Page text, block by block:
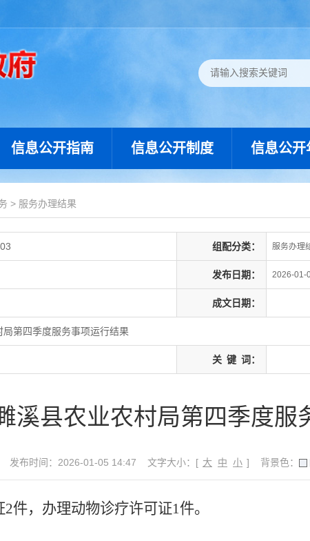
信息公开指南 信息公开制度 信息公开
> 服务办理结果
组配分类： 服务办理
发布日期： 2026-01-
成文日期：
第四季度服务事项运行结果
关 键 词：
溪县农业农村局第四季度服
发布时间：2026-01-05 14:47 文字大小：[ 大 中 小 ] 背景色：
件，办理动物诊疗许可证1件。